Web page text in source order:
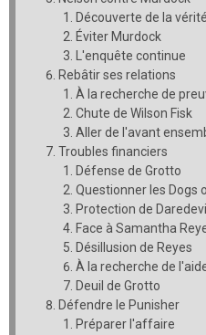
Découverte de la vérité
Éviter Murdock
L'enquête continue
Rebâtir ses relations
À la recherche de
Chute de Wilson Fisk
Aller de l'avant
Troubles financiers
Défense de Grotto
Questionner les Dogs
Protection de Daredevil
Face à Samantha
Désillusion de Reyes
À la recherche de
Deuil de Grotto
Défendre le Punisher
Préparer l'affaire